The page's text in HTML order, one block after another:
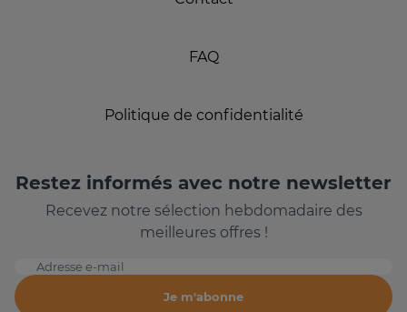
FAQ
Politique de confidentialité
Restez informés avec notre newsletter
Recevez notre sélection hebdomadaire des
meilleures offres !
Adresse e-mail
Je m'abonne